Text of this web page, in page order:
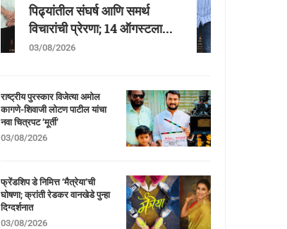
पिढ्यांतील संघर्ष आणि समर्थ
विचारांची प्रेरणा; 14 ऑगस्टला...
03/08/2026
राष्ट्रीय पुरस्कार विजेत्या अमोल
कागणे-शिवाजी लोटण पाटील यांचा
नवा चित्रपट ‘मूर्ती’
03/08/2026
फ्रेंडशिप डे निमित्त ‘मैत्रेया’ची
घोषणा; क्रांती रेडकर वानखेडे पुन्हा
दिग्दर्शनात
03/08/2026